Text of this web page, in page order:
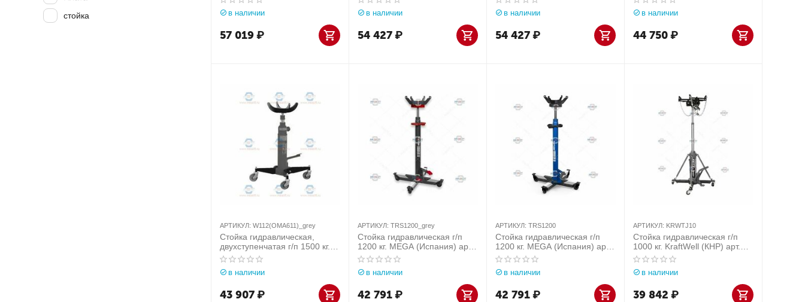
W210(OMA610)
в наличии
57 019₽
TTRS1200_grey
в наличии
54 427₽
TTRS1200
в наличии
54 427₽
кг мастак 711-11000 MACTAK
в наличии
44 750₽
АРТИКУЛ: W112(OMA611)_grey
Стойка гидравлическая,
двухступенчатая г/п 1500 кг.
Werther-OMA (Италия) арт.
W112(OMA611)_grey
в наличии
43 907₽
АРТИКУЛ: TRS1200_grey
Стойка гидравлическая г/п
1200 кг. MEGA (Испания) арт.
TRS1200_grey
в наличии
42 791₽
АРТИКУЛ: TRS1200
Стойка гидравлическая г/п
1200 кг. MEGA (Испания) арт.
TRS1200
в наличии
42 791₽
АРТИКУЛ: KRWTJ10
Стойка гидравлическая г/п
1000 кг. KraftWell (КНР) арт.
KRWTJ10
в наличии
39 842 ₽
стойка